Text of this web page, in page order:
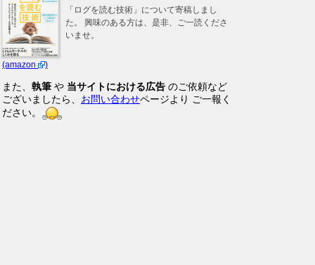
(amazon )
「ログを読む技術」について寄稿しまし
た。 興味のある方は、是非、ご一読くださ
いませ。
また、 執筆 や 当サイトにおける広告 のご依頼など
ございましたら、 お問い合わせページより ご一報く
ださい。